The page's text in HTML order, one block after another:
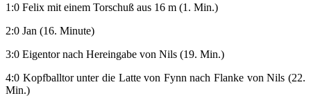
1:0 Felix mit einem Torschuß aus 16 m (1. Min.)
2:0 Jan (16. Minute)
3:0 Eigentor nach Hereingabe von Nils (19. Min.)
4:0 Kopfballtor unter die Latte von Fynn nach Flanke von Nils (22.
Min.)